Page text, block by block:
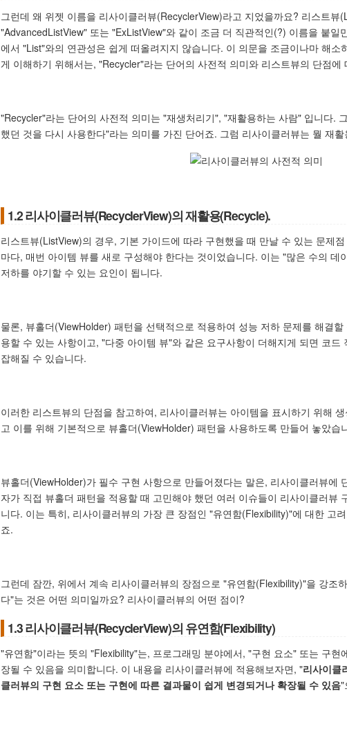
그런데 왜 위젯 이름을 리사이클러뷰(RecyclerView)라고 지었을까요? 리스트뷰
"AdvancedListView" 또는 "ExListView"와 같이 조금 더 직관적인(?) 이름을 붙일
에서 "List"와의 연관성은 쉽게 떠올려지지 않습니다. 이 의문을 조금이나마 해소
게 이해하기 위해서는, "Recycler"라는 단어의 사전적 의미와 리스트뷰의 단점
"Recycler"라는 단어의 사전적 의미는 "재생처리기", "재활용하는 사람" 입니다.
했던 것을 다시 사용한다"라는 의미를 가진 단어죠. 그럼 리사이클러뷰는 뭘 재
1.2 리사이클러뷰(RecyclerView)의 재활용(Recycle).
리스트뷰(ListView)의 경우, 기본 가이드에 따라 구현했을 때 만날 수 있는 문제
마다, 매번 아이템 뷰를 새로 구성해야 한다는 것이었습니다. 이는 "많은 수의 데
저하를 야기할 수 있는 요인이 됩니다.
물론, 뷰홀더(ViewHolder) 패턴을 선택적으로 적용하여 성능 저하 문제를 해결
용할 수 있는 사항이고, "다중 아이템 뷰"와 같은 요구사항이 더해지게 되면 코드
잡해질 수 있습니다.
이러한 리스트뷰의 단점을 참고하여, 리사이클러뷰는 아이템을 표시하기 위해
고 이를 위해 기본적으로 뷰홀더(ViewHolder) 패턴을 사용하도록 만들어 놓았습
뷰홀더(ViewHolder)가 필수 구현 사항으로 만들어졌다는 말은, 리사이클러뷰에
자가 직접 뷰홀더 패턴을 적용할 때 고민해야 했던 여러 이슈들이 리사이클러뷰
니다. 이는 특히, 리사이클러뷰의 가장 큰 장점인 "유연함(Flexibility)"에 대한 고
죠.
그런데 잠깐, 위에서 계속 리사이클러뷰의 장점으로 "유연함(Flexibility)"을 강조
다"는 것은 어떤 의미일까요? 리사이클러뷰의 어떤 점이?
1.3 리사이클러뷰(RecyclerView)의 유연함(Flexibility)
"유연함"이라는 뜻의 "Flexibility"는, 프로그래밍 분야에서, "구현 요소" 또는 구현
장될 수 있음을 의미합니다. 이 내용을 리사이클러뷰에 적용해보자면, "리사이클
클러뷰의 구현 요소 또는 구현에 따른 결과물이 쉽게 변경되거나 확장될 수 있음"